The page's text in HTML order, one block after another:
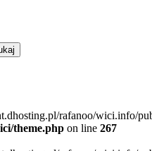
rafanoo/wici.info/
theme.php on line 267